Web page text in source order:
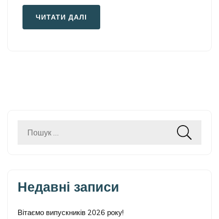
ЧИТАТИ ДАЛІ
Пошук:
Недавні записи
Вітаємо випускників 2026 року!